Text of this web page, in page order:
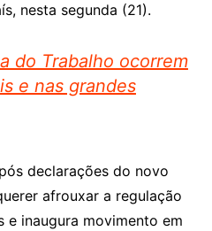
nesta segunda (21).
do Trabalho ocorrem
e nas grandes
declarações do novo
afrouxar a regulação
e inaugura movimento em